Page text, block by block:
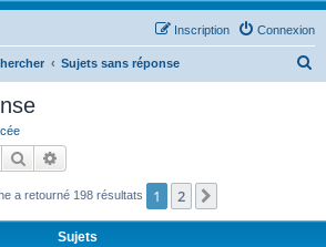
Connexion
Inscription
Sujets sans réponse
c
Rechercher
a retourné 198 résultats 1 2
Sujets